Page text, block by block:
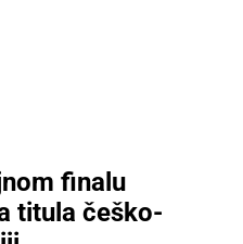
finalu
titula češko-